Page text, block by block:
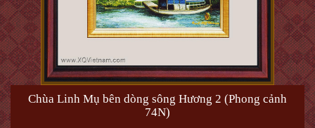
Chùa Linh Mụ bên dòng sông Hương 2 (Phong cảnh
74N)